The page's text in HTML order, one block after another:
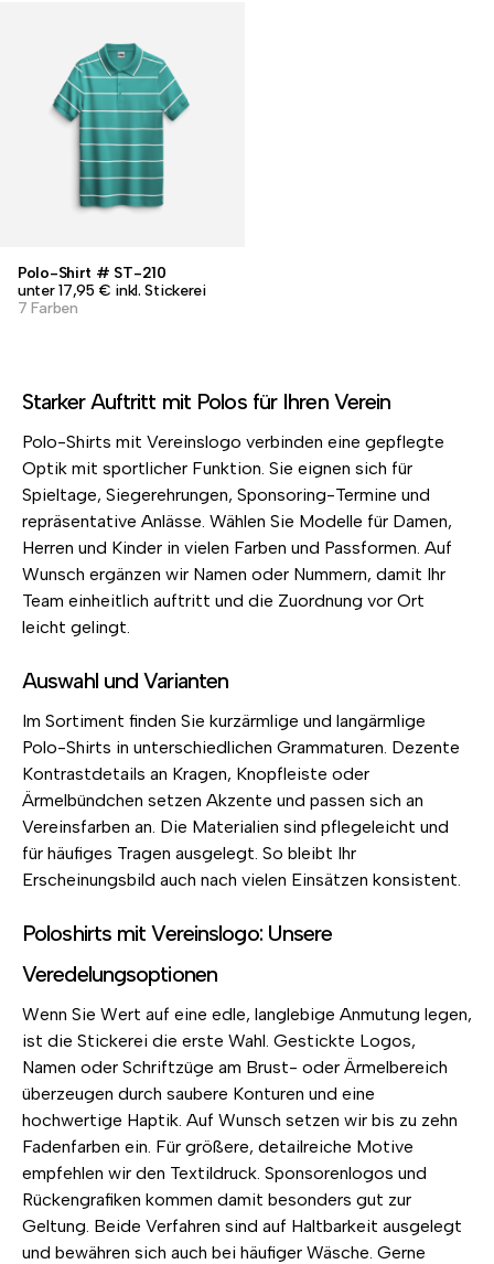
Polo-Shirt # ST-210
unter 17,95 € inkl. Stickerei
7 Farben
Starker Auftritt mit Polos für Ihren Verein
Polo-Shirts mit Vereinslogo verbinden eine gepflegte
Optik mit sportlicher Funktion. Sie eignen sich für
Spieltage, Siegerehrungen, Sponsoring-Termine und
repräsentative Anlässe. Wählen Sie Modelle für Damen,
Herren und Kinder in vielen Farben und Passformen. Auf
Wunsch ergänzen wir Namen oder Nummern, damit Ihr
Team einheitlich auftritt und die Zuordnung vor Ort
leicht gelingt.
Auswahl und Varianten
Im Sortiment finden Sie kurzärmlige und langärmlige
Polo-Shirts in unterschiedlichen Grammaturen. Dezente
Kontrastdetails an Kragen, Knopfleiste oder
Ärmelbündchen setzen Akzente und passen sich an
Vereinsfarben an. Die Materialien sind pflegeleicht und
für häufiges Tragen ausgelegt. So bleibt Ihr
Erscheinungsbild auch nach vielen Einsätzen konsistent.
Poloshirts mit Vereinslogo: Unsere
Veredelungsoptionen
Wenn Sie Wert auf eine edle, langlebige Anmutung legen,
ist die Stickerei die erste Wahl. Gestickte Logos,
Namen oder Schriftzüge am Brust- oder Ärmelbereich
überzeugen durch saubere Konturen und eine
hochwertige Haptik. Auf Wunsch setzen wir bis zu zehn
Fadenfarben ein. Für größere, detailreiche Motive
empfehlen wir den Textildruck. Sponsorenlogos und
Rückengrafiken kommen damit besonders gut zur
Geltung. Beide Verfahren sind auf Haltbarkeit ausgelegt
und bewähren sich auch bei häufiger Wäsche. Gerne